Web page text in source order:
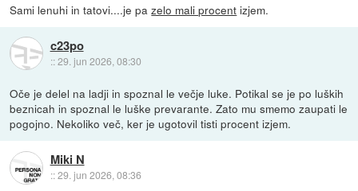
Sami lenuhi in tatovi....je pazelo mali procent izjem.
c23po
::29. jun 2026, 08:30
Oče je delel na ladji in spoznal le večje luke. Potikal se je po luških
beznicah in spoznal le luške prevarante. Zato mu smemo zaupati le
pogojno. Nekoliko več, ker je ugotovil tisti procent izjem.
Miki N
::29. jun 2026, 08:36